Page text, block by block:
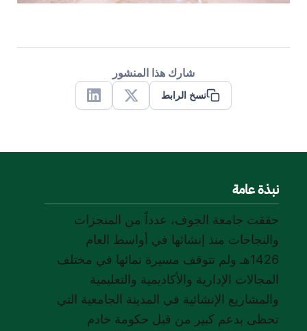
شارك هذا المنشور
نسخ الرابط
X
Linkedin
نبذة عامة
حققت جامعة الجوف، عدداً من المنجزات
والنجاحات منذ إنشائها في أواسط العام
1426هـ ولم تتوقف مسيرة نمائها في مختلف
المجالات الإدارية والأكاديمية والتعليمية
والمشاريع الإنشائية في المدينة الجامعية التي
تحظى بدعم كبير من قبل حكومة خادم